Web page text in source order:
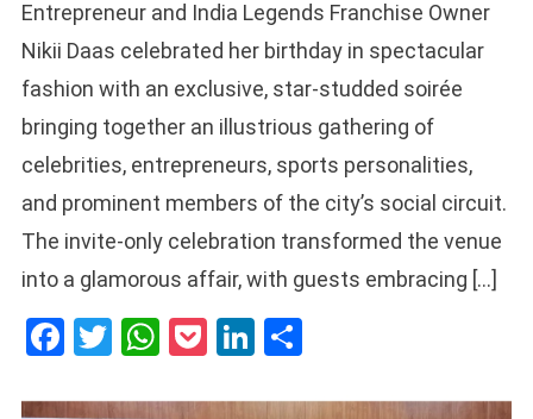
Entrepreneur and India Legends Franchise Owner
Nikii Daas celebrated her birthday in spectacular
fashion with an exclusive, star-studded soirée
bringing together an illustrious gathering of
celebrities, entrepreneurs, sports personalities,
and prominent members of the city’s social circuit.
The invite-only celebration transformed the venue
into a glamorous affair, with guests embracing […]
Facebook
Twitter
WhatsApp
PocketLinkedIn